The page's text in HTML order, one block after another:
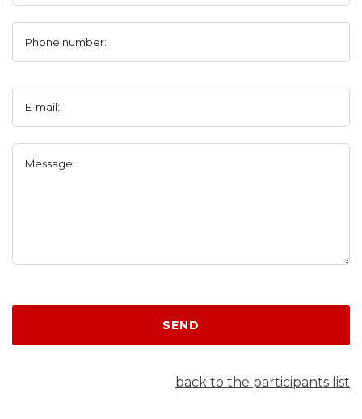
Phone number:
E-mail:
Message:
SEND
back to the participants list